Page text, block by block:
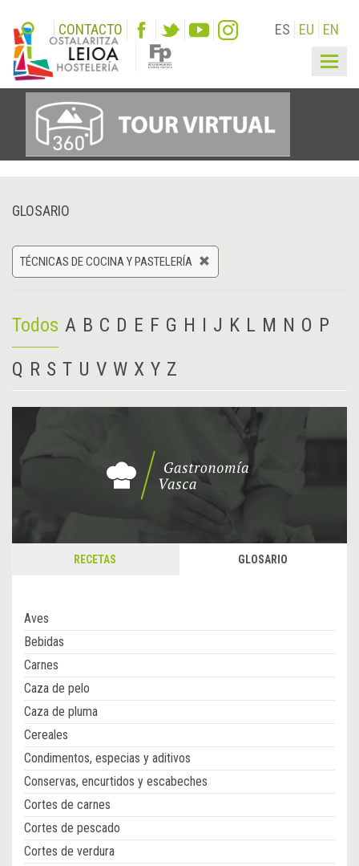
CONTACTO ES EU EN
GLOSARIO
TÉCNICAS DE COCINA Y PASTELERÍA
Todos A B C D E F G H I J K L M N O P
Q R S T U V W X Y Z
RECETAS GLOSARIO
Aves
Bebidas
Carnes
Caza de pelo
Caza de pluma
Cereales
Condimentos, especias y aditivos
Conservas, encurtidos y escabeches
Cortes de carnes
Cortes de pescado
Cortes de verdura